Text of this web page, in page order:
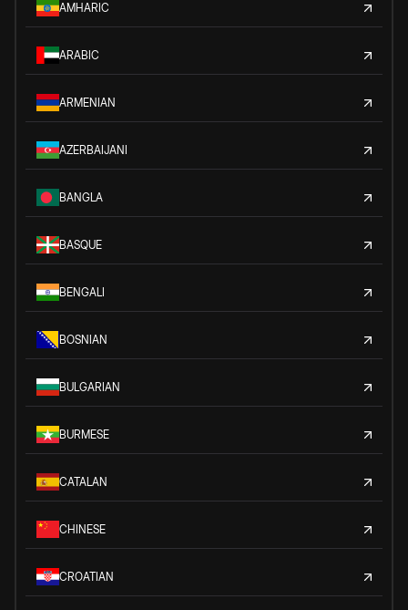
AMHARIC
ARABIC
ARMENIAN
AZERBAIJANI
BANGLA
BASQUE
BENGALI
BOSNIAN
BULGARIAN
BURMESE
CATALAN
CHINESE
CROATIAN